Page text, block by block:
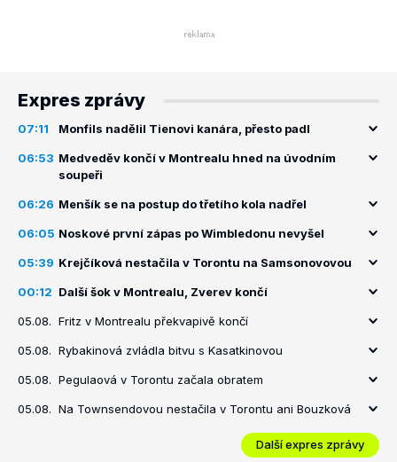
Expres zprávy
07:11 Monfils nadělil Tienovi kanára, přesto padl
06:53 Medveděv končí v Montrealu hned na úvodním
soupeři
06:26 Menšík se na postup do třetího kola nadřel
06:05 Noskové první zápas po Wimbledonu nevyšel
05:39 Krejčíková nestačila v Torontu na Samsonovovou
00:12 Další šok v Montrealu, Zverev končí
05.08. Fritz v Montrealu překvapivě končí
05.08. Rybakinová zvládla bitvu s Kasatkinovou
05.08. Pegulaová v Torontu začala obratem
05.08. Na Townsendovou nestačila v Torontu ani Bouzková
Další expres zprávy